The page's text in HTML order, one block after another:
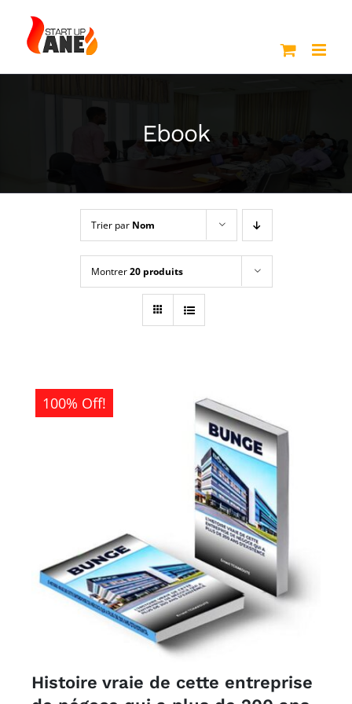
contenu
Ebook
Trier par Nom
Montrer20 produits
100% Off!
Histoire vraie de cette entreprise